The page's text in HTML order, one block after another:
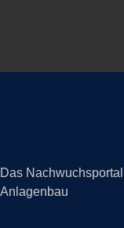
Das
Anlagenbau